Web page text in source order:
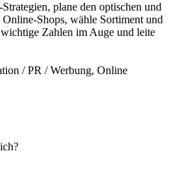
plane den optischen und
Shops, wähle Sortiment und
Zahlen im Auge und leite
/ PR / Werbung, Online